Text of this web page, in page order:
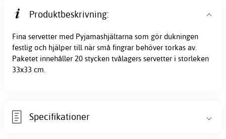
Produktbeskrivning:
Fina servetter med Pyjamashjältarna som gör dukningen
festlig och hjälper till när små fingrar behöver torkas av.
Paketet innehåller 20 stycken tvålagers servetter i storleken
33x33 cm.
Specifikationer